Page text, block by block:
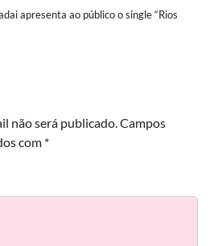
apresenta ao público o single “Rios
não será publicado.Campos
com *